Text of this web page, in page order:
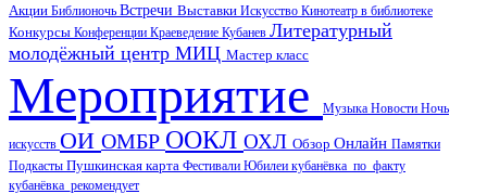
Акции Библионочь Встречи Выставки Искусство Кинотеатр в библиотеке
Конкурсы Конференции Краеведение Кубанев Литературный
молодёжный центр МИЦ Мастер класс
Мероприятие Музыка Новости Ночь
искусств ОИ ОМБР ООКЛ ОХЛ Обзор Онлайн Памятки
Подкасты Пушкинская карта Фестивали Юбилеи кубанёвка_по_факту
кубанёвка_рекомендует